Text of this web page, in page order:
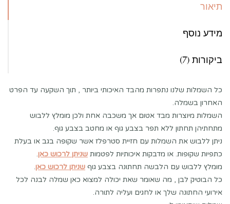
תיאור
מידע נוסף
ביקורות (7)
כל השמלות שלנו נתפרות מהבד האיכותי ביותר , תוך השקעה עד הפרט
האחרון בשמלה.
השמלות מיוצרות מבד אטום אך משכבה אחת ולכן מומלץ ללבוש
מתחתיהן תחתון ללא תפר בצבע גוף או מחטב בצבע גוף.
ניתן ללבוש את השמלות עם חזיית סטרפלז אשר שקופה בגב או בעלת
כתפיות שקופות. או מדבקות איכותיות לפטמות שניתן לרכוש כאן.
מומלץ ללבוש עם הלבשה תחתונה בצבע גוף שניתן לרכוש כאן.
כל הבוטיק לבן , מה שאומר שאת יכולה למצוא כאן שמלה לבנה לכל
אירועי החתונה שלך או לחגים ועליה לתורה.